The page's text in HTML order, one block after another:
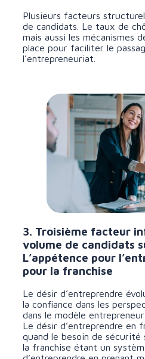
Plusieurs facteurs
de candidats. Le taux de
mais aussi les mécanismes
place pour faciliter le
l’entrepreneuriat.
3. Troisième facteur
volume de candidats
L’appétence pour
pour la franchise
Le désir d’entreprendre
la confiance dans les
dans le modèle
Le désir d’entreprendre en
quand le besoin de
la franchise étant un